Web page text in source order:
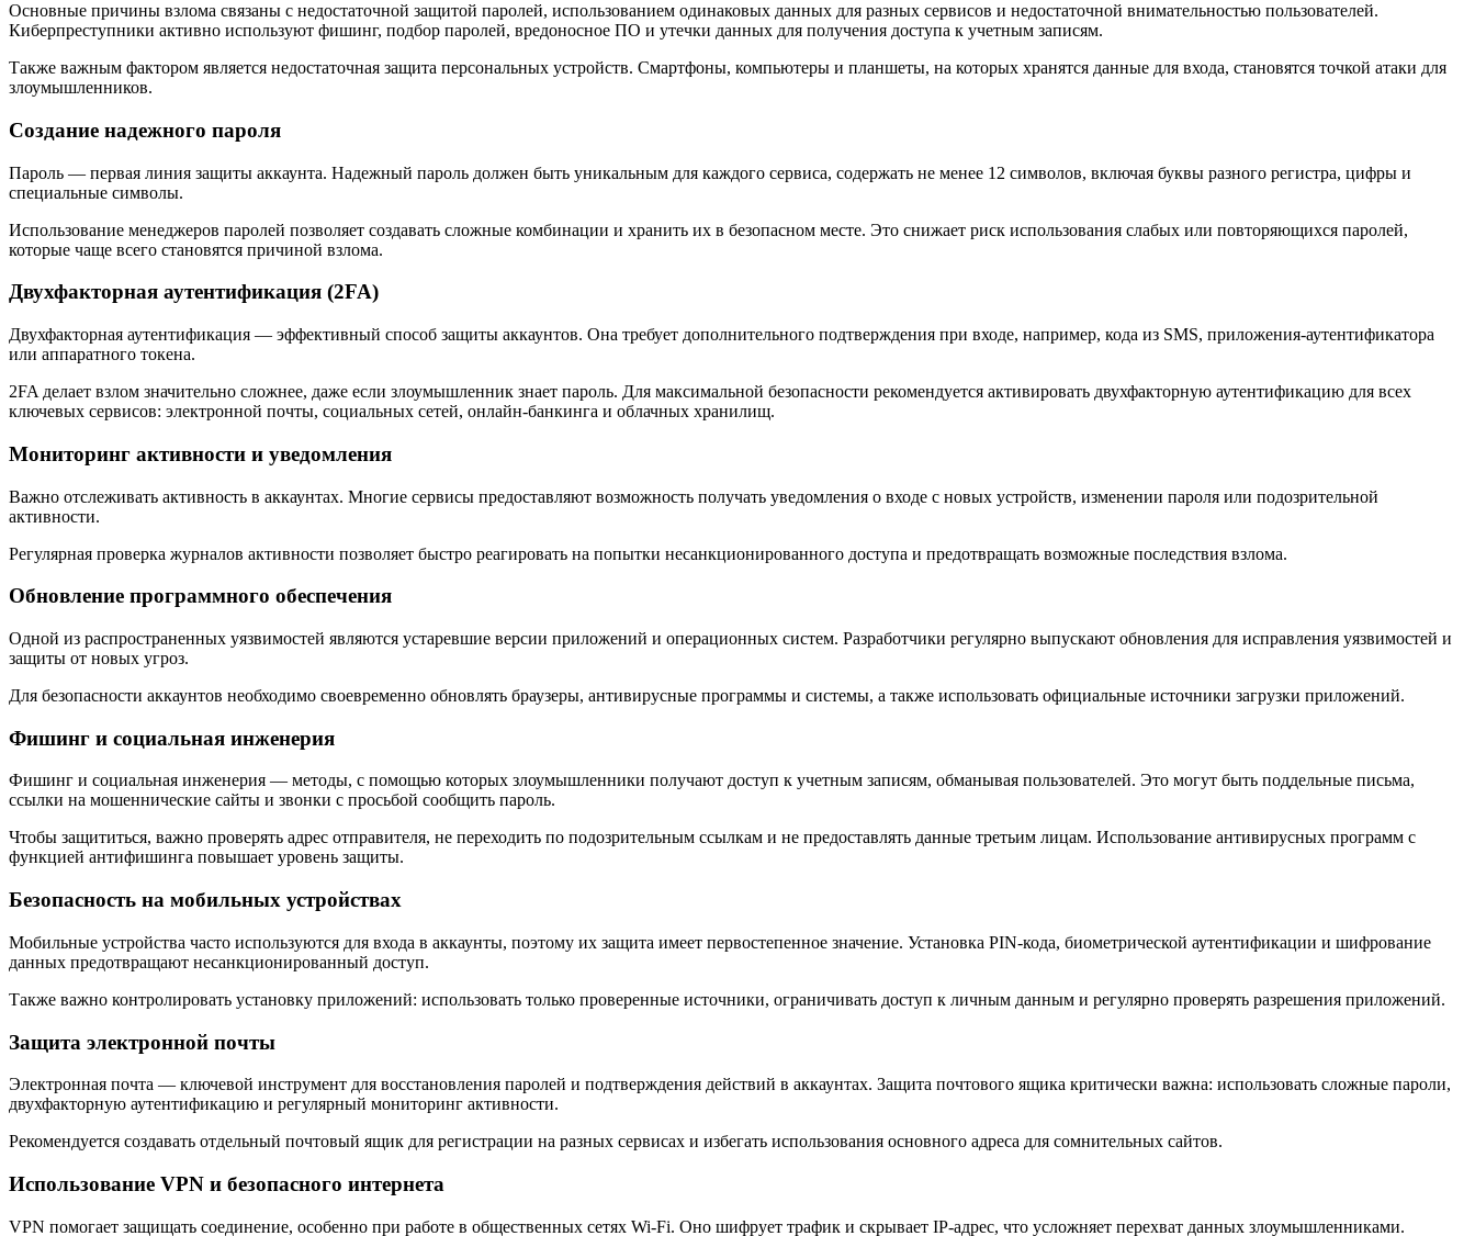
Основные причины взлома связаны с недостаточной защитой паролей, использованием одинаковых данных для разных сервисов и недостаточной внимательностью пользователей.
Киберпреступники активно используют фишинг, подбор паролей, вредоносное ПО и утечки данных для получения доступа к учетным записям.
Также важным фактором является недостаточная защита персональных устройств. Смартфоны, компьютеры и планшеты, на которых хранятся данные для входа, становятся точкой атаки для
злоумышленников.
Создание надежного пароля
Пароль — первая линия защиты аккаунта. Надежный пароль должен быть уникальным для каждого сервиса, содержать не менее 12 символов, включая буквы разного регистра, цифры и
специальные символы.
Использование менеджеров паролей позволяет создавать сложные комбинации и хранить их в безопасном месте. Это снижает риск использования слабых или повторяющихся паролей,
которые чаще всего становятся причиной взлома.
Двухфакторная аутентификация (2FA)
Двухфакторная аутентификация — эффективный способ защиты аккаунтов. Она требует дополнительного подтверждения при входе, например, кода из SMS, приложения-аутентификатора
или аппаратного токена.
2FA делает взлом значительно сложнее, даже если злоумышленник знает пароль. Для максимальной безопасности рекомендуется активировать двухфакторную аутентификацию для всех
ключевых сервисов: электронной почты, социальных сетей, онлайн-банкинга и облачных хранилищ.
Мониторинг активности и уведомления
Важно отслеживать активность в аккаунтах. Многие сервисы предоставляют возможность получать уведомления о входе с новых устройств, изменении пароля или подозрительной
активности.
Регулярная проверка журналов активности позволяет быстро реагировать на попытки несанкционированного доступа и предотвращать возможные последствия взлома.
Обновление программного обеспечения
Одной из распространенных уязвимостей являются устаревшие версии приложений и операционных систем. Разработчики регулярно выпускают обновления для исправления уязвимостей и
защиты от новых угроз.
Для безопасности аккаунтов необходимо своевременно обновлять браузеры, антивирусные программы и системы, а также использовать официальные источники загрузки приложений.
Фишинг и социальная инженерия
Фишинг и социальная инженерия — методы, с помощью которых злоумышленники получают доступ к учетным записям, обманывая пользователей. Это могут быть поддельные письма,
ссылки на мошеннические сайты и звонки с просьбой сообщить пароль.
Чтобы защититься, важно проверять адрес отправителя, не переходить по подозрительным ссылкам и не предоставлять данные третьим лицам. Использование антивирусных программ с
функцией антифишинга повышает уровень защиты.
Безопасность на мобильных устройствах
Мобильные устройства часто используются для входа в аккаунты, поэтому их защита имеет первостепенное значение. Установка PIN-кода, биометрической аутентификации и шифрование
данных предотвращают несанкционированный доступ.
Также важно контролировать установку приложений: использовать только проверенные источники, ограничивать доступ к личным данным и регулярно проверять разрешения приложений.
Защита электронной почты
Электронная почта — ключевой инструмент для восстановления паролей и подтверждения действий в аккаунтах. Защита почтового ящика критически важна: использовать сложные пароли,
двухфакторную аутентификацию и регулярный мониторинг активности.
Рекомендуется создавать отдельный почтовый ящик для регистрации на разных сервисах и избегать использования основного адреса для сомнительных сайтов.
Использование VPN и безопасного интернета
VPN помогает защищать соединение, особенно при работе в общественных сетях Wi-Fi. Оно шифрует трафик и скрывает IP-адрес, что усложняет перехват данных злоумышленниками.